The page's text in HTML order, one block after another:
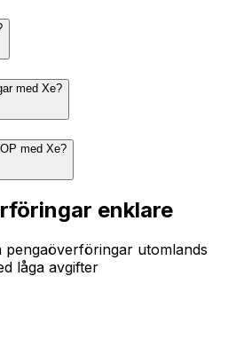
med Xe?
med Xe?
enklare
pengaöverföringar utomlands
låga avgifter